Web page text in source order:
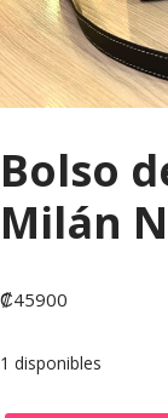
Bolso
Milán
₡45900
1 disponibles